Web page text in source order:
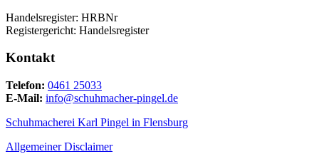
Handelsregister: HRBNr
Registergericht: Handelsregister
Kontakt
Telefon: 0461 25033
E-Mail: info@schuhmacher-pingel.de
Schuhmacherei Karl Pingel in Flensburg
Allgemeiner Disclaimer